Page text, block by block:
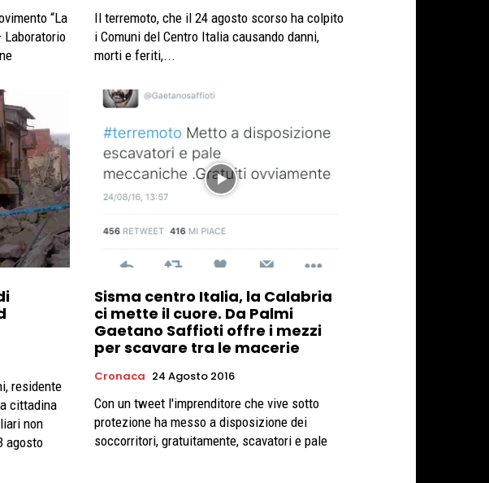
“La
Laboratorio
Il terremoto, che il 24 agosto scorso ha colpito
i Comuni del Centro Italia causando danni,
morti e feriti,...
residente
cittadina
non
agosto
Sisma centro Italia, la Calabria
ci mette il cuore. Da Palmi
Gaetano Saffioti offre i mezzi
per scavare tra le macerie
Cronaca 24 Agosto 2016
Con un tweet l'imprenditore che vive sotto
protezione ha messo a disposizione dei
soccorritori, gratuitamente, scavatori e pale